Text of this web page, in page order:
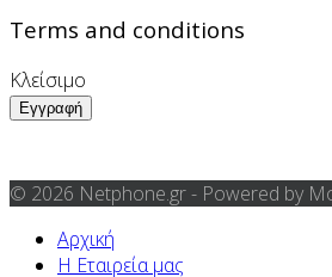
Terms and conditions
Κλείσιμο
© 2026 Netphone.gr - Powered by
Αρχική
Η Εταιρεία μας